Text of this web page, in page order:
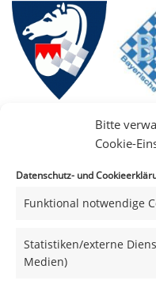
Bitte
Cookie-
Datenschutz- und
Funktional notwendige
Statistiken/externe
Medien)